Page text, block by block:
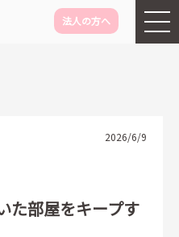
法人の方へ
2026/6/9
た部屋をキープす